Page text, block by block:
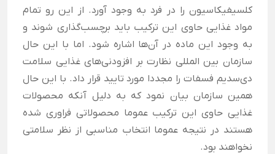
کلسیفیکاسیون را در فرد به وجود آورد. از این رو تمام
مواد غذایی حاوی این ترکیب باید برچسب‌گذاری شوند و
به وجود این ماده در آن‌ها اشاره شود. اما با این حال
سازمان بین المللی نظارت بر افزودنی‌های غذایی سلامت
دی‌سدیم فسفات را مجددا مورد تایید قرار داد. با این حال
همین سازمان بیان نمود که به دلیل آنکه محصولات
غذایی حاوی این ترکیب عموما محصولاتی فراوری شده
هستند در نتیجه عموما انتخاب مناسبی از نظر سلامتی
نخواهند بود.